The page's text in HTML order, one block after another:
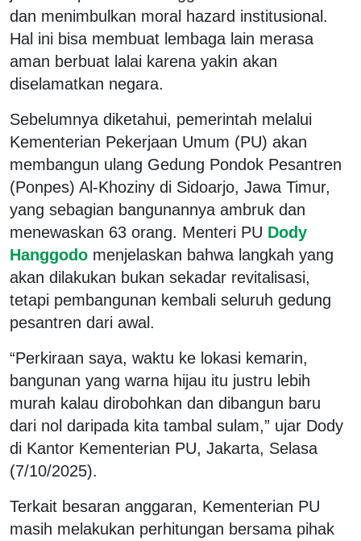
dan menimbulkan moral hazard institusional.
Hal ini bisa membuat lembaga lain merasa
aman berbuat lalai karena yakin akan
diselamatkan negara.
Sebelumnya diketahui, pemerintah melalui
Kementerian Pekerjaan Umum (PU) akan
membangun ulang Gedung Pondok Pesantren
(Ponpes) Al-Khoziny di Sidoarjo, Jawa Timur,
yang sebagian bangunannya ambruk dan
menewaskan 63 orang. Menteri PU Dody
Hanggodo menjelaskan bahwa langkah yang
akan dilakukan bukan sekadar revitalisasi,
tetapi pembangunan kembali seluruh gedung
pesantren dari awal.
“Perkiraan saya, waktu ke lokasi kemarin,
bangunan yang warna hijau itu justru lebih
murah kalau dirobohkan dan dibangun baru
dari nol daripada kita tambal sulam,” ujar Dody
di Kantor Kementerian PU, Jakarta, Selasa
(7/10/2025).
Terkait besaran anggaran, Kementerian PU
masih melakukan perhitungan bersama pihak